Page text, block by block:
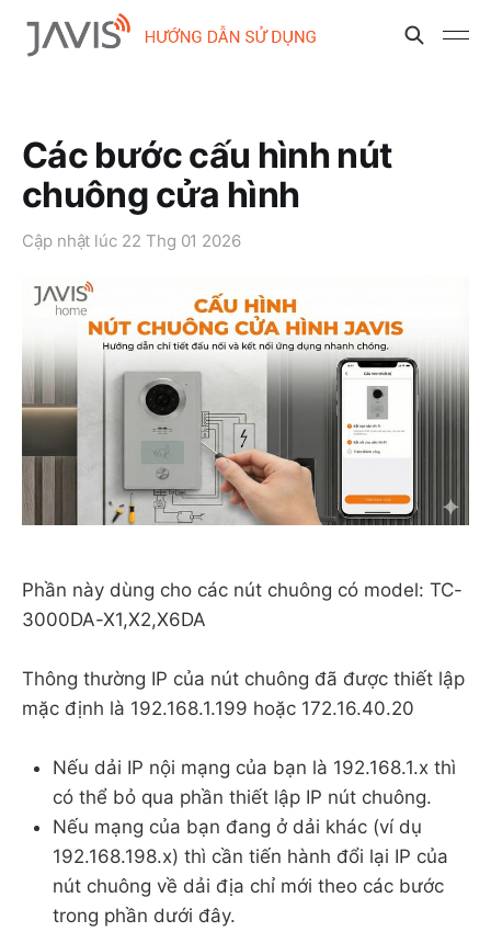
Các bước cấu hình nút
chuông cửa hình
Cập nhật lúc 22 Thg 01 2026
Phần này dùng cho các nút chuông có model: TC-
3000DA-X1,X2,X6DA
Thông thường IP của nút chuông đã được thiết lập
mặc định là 192.168.1.199 hoặc 172.16.40.20
Nếu dải IP nội mạng của bạn là 192.168.1.x thì
có thể bỏ qua phần thiết lập IP nút chuông.
Nếu mạng của bạn đang ở dải khác (ví dụ
192.168.198.x) thì cần tiến hành đổi lại IP của
nút chuông về dải địa chỉ mới theo các bước
trong phần dưới đây.